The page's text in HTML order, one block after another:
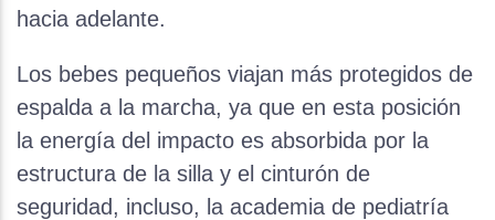
hacia adelante.
Los bebes pequeños viajan más protegidos de
espalda a la marcha, ya que en esta posición
la energía del impacto es absorbida por la
estructura de la silla y el cinturón de
seguridad, incluso, la academia de pediatría